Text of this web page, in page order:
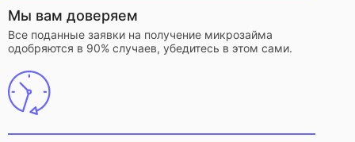
Мы вам доверяем
Все поданные заявки на получение микрозайма
одобряются в 90% случаев, убедитесь в этом сами.